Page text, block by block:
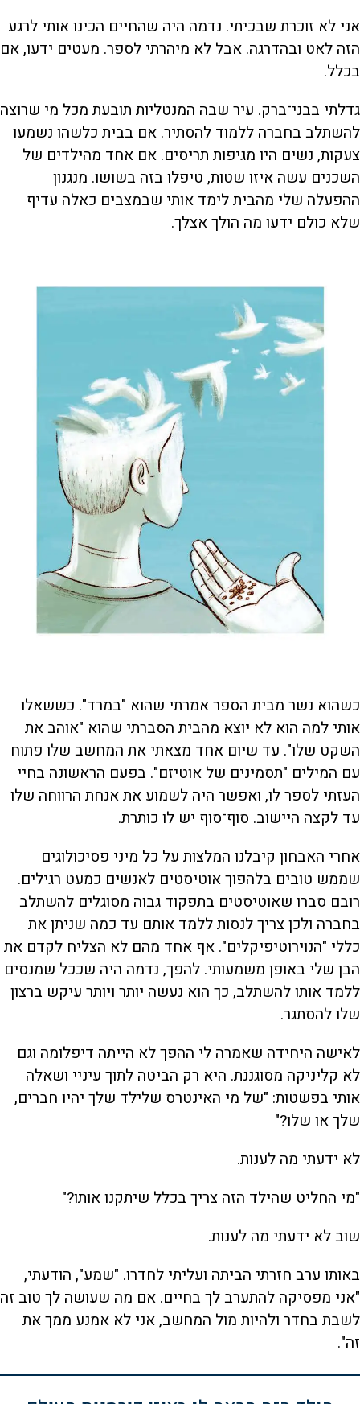
אני לא זוכרת שבכיתי. נדמה היה שהחיים הכינו אותי לרגע
הזה לאט ובהדרגה. אבל לא מיהרתי לספר. מעטים ידעו, אם
בכלל.
גדלתי בבני־ברק. עיר שבה המנטליות תובעת מכל מי שרוצה
להשתלב בחברה ללמוד להסתיר. אם בבית כלשהו נשמעו
צעקות, נשים היו מגיפות תריסים. אם אחד מהילדים של
השכנים עשה איזו שטות, טיפלו בזה בשושו. מנגנון
ההפעלה שלי מהבית לימד אותי שבמצבים כאלה עדיף
שלא כולם ידעו מה הולך אצלך.
כשהוא נשר מבית הספר אמרתי שהוא "במרד". כששאלו
אותי למה הוא לא יוצא מהבית הסברתי שהוא "אוהב את
השקט שלו". עד שיום אחד מצאתי את המחשב שלו פתוח
עם המילים "תסמינים של אוטיזם". בפעם הראשונה בחיי
העזתי לספר לו, ואפשר היה לשמוע את אנחת הרווחה שלו
עד לקצה היישוב. סוף־סוף יש לו כותרת.
אחרי האבחון קיבלנו המלצות על כל מיני פסיכולוגים
שממש טובים בלהפוך אוטיסטים לאנשים כמעט רגילים.
רובם סברו שאוטיסטים בתפקוד גבוה מסוגלים להשתלב
בחברה ולכן צריך לנסות ללמד אותם עד כמה שניתן את
כללי "הנוירוטיפיקלים". אף אחד מהם לא הצליח לקדם את
הבן שלי באופן משמעותי. להפך, נדמה היה שככל שמנסים
ללמד אותו להשתלב, כך הוא נעשה יותר ויותר עיקש ברצון
שלו להסתגר.
לאישה היחידה שאמרה לי ההפך לא הייתה דיפלומה וגם
לא קליניקה מסוגננת. היא רק הביטה לתוך עיניי ושאלה
אותי בפשטות: "של מי האינטרס שלילד שלך יהיו חברים,
שלך או שלו?"
לא ידעתי מה לענות.
"מי החליט שהילד הזה צריך בכלל שיתקנו אותו?"
שוב לא ידעתי מה לענות.
באותו ערב חזרתי הביתה ועליתי לחדרו. "שמע", הודעתי,
"אני מפסיקה להתערב לך בחיים. אם מה שעושה לך טוב זה
לשבת בחדר ולהיות מול המחשב, אני לא אמנע ממך את
זה".